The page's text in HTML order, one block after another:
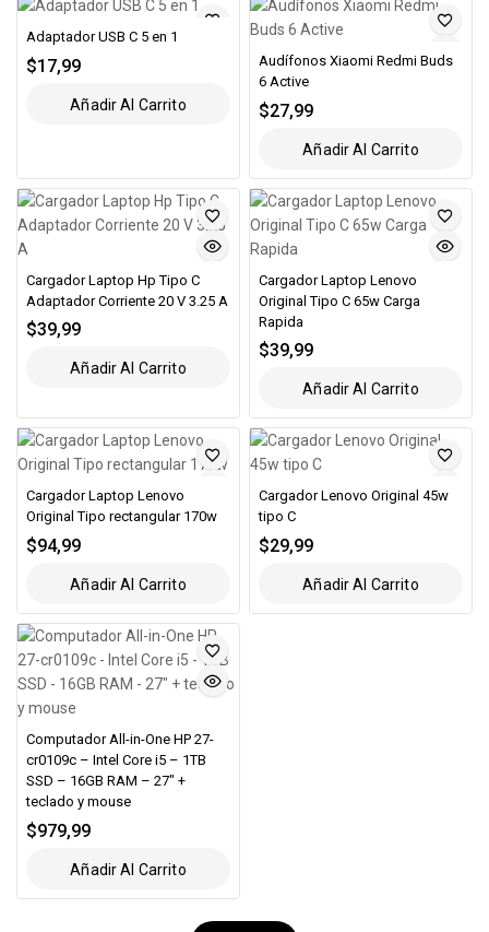
Adaptador USB C 5 en 1
$17,99
Añadir Al Carrito
Audífonos Xiaomi Redmi Buds
6 Active
$27,99
Añadir Al Carrito
Cargador Laptop Hp Tipo C
Adaptador Corriente 20 V 3.25 A
$39,99
Añadir Al Carrito
Cargador Laptop Lenovo
Original Tipo C 65w Carga
Rapida
$39,99
Añadir Al Carrito
Cargador Laptop Lenovo
Original Tipo rectangular 170w
$94,99
Añadir Al Carrito
Cargador Lenovo Original 45w
tipo C
$29,99
Añadir Al Carrito
Computador All-in-One HP 27-
cr0109c – Intel Core i5 – 1TB
SSD – 16GB RAM – 27″ +
teclado y mouse
$979,99
Añadir Al Carrito